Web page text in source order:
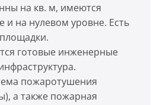
на кв. м, имеются
и на нулевом уровне. Есть
готовые инженерные
пожаротушения
а также пожарная